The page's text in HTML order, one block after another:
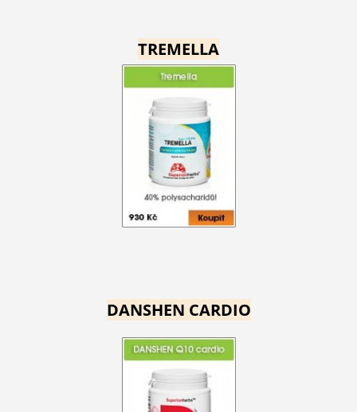
TREMELLA
DANSHEN CARDIO